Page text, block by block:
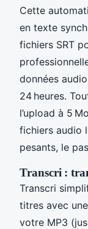
Cette
en texte
fichiers SRT
données
24 heures.
l’upload à 5
fichiers audio
pesants, le
Transcri :
Transcri
titres avec
votre MP3